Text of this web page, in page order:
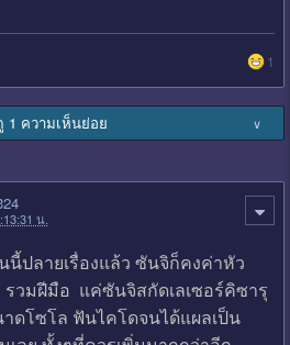
1
1 ความเห็นย่อย ∨
น.
ปลายเรื่องแล้ว ซันจิก็คงค่าหัว
วมฝีมือ แค่ซันจิสกัดเลเซอร์คิซารุ
ดโซโล ฟันไคโดจนได้แผลเป็น